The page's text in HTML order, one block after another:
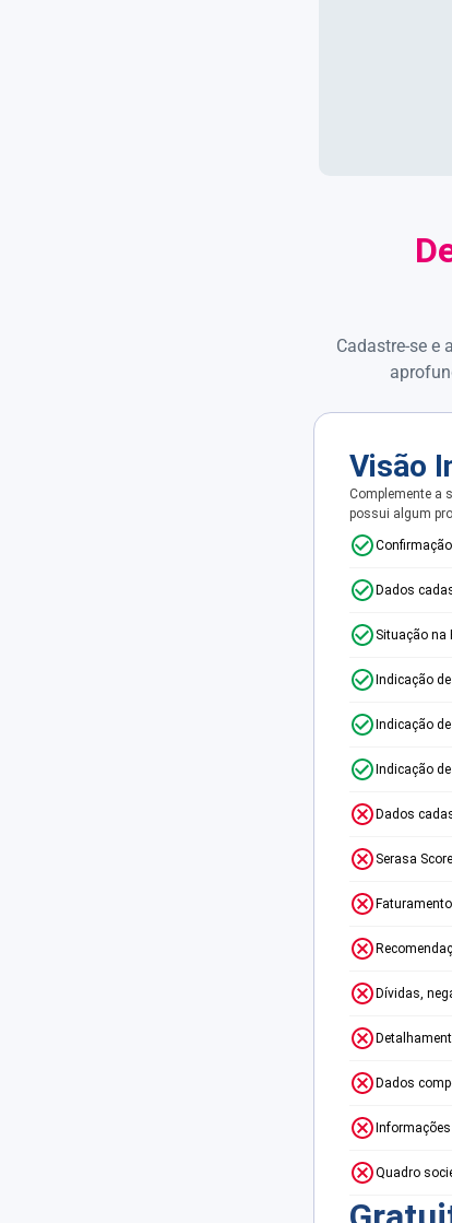
Cadastre-se e
Visão
Complemente a
possui algum
Dados
Situação na
Indicação
Indicação
Indicação
Dados
Serasa
Dívidas,
Dados
Informações
Quadro